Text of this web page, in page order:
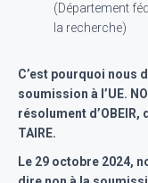
(Département
la recherche)
C’est pourquoi nous
soumission à l’UE.
résolument d’OBEIR,
TAIRE.
Le 29 octobre 2024,